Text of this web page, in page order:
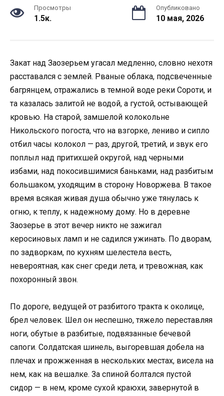
Просмотры
1.5к.
Опубликовано
10 мая, 2026
Закат над Заозерьем угасал медленно, словно нехотя
расставался с землей. Рваные облака, подсвеченные
багрянцем, отражались в темной воде реки Сороти, и
та казалась залитой не водой, а густой, остывающей
кровью. На старой, замшелой колокольне
Никольского погоста, что на взгорке, лениво и сипло
отбил часы колокол — раз, другой, третий, и звук его
поплыл над притихшей округой, над черными
избами, над покосившимися баньками, над разбитым
большаком, уходящим в сторону Новоржева. В такое
время всякая живая душа обычно уже тянулась к
огню, к теплу, к надежному дому. Но в деревне
Заозерье в этот вечер никто не зажигал
керосиновых ламп и не садился ужинать. По дворам,
по задворкам, по кухням шелестела весть,
невероятная, как снег среди лета, и тревожная, как
похоронный звон.
По дороге, ведущей от разбитого тракта к околице,
брел человек. Шел он неспешно, тяжело переставляя
ноги, обутые в разбитые, подвязанные бечевой
сапоги. Солдатская шинель, выгоревшая добела на
плечах и прожженная в нескольких местах, висела на
нем, как на вешалке. За спиной болтался пустой
сидор — в нем, кроме сухой краюхи, завернутой в